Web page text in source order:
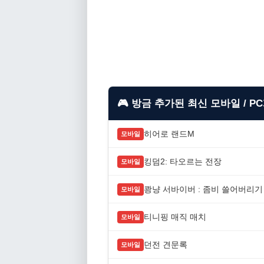
🎮 방금 추가된 최신 모바일 /
모바일 히어로 랜드M
모바일 킹덤2: 타오르는 전장
모바일 쾅냥 서바이버 : 좀비 쓸어버리기
모바일 티니핑 매직 매치
모바일 던전 견문록